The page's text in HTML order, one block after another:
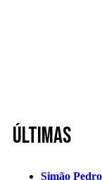
Últimas
Simão